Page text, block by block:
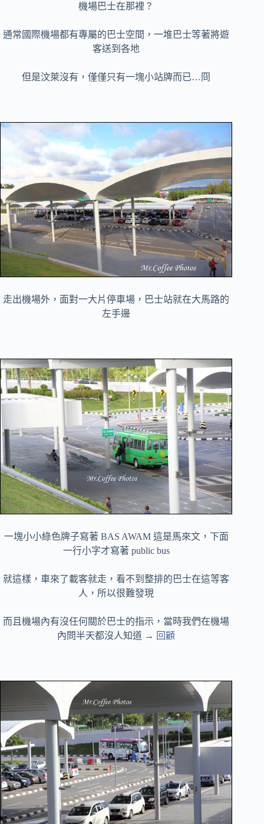
機場巴士在那裡？
通常國際機場都有專屬的巴士空間，一堆巴士等著將遊
客送到各地
但是汶萊沒有，僅僅只有一塊小站牌而已…冏
走出機場外，面對一大片停車場，巴士站就在大馬路的
左手邊
一塊小小綠色牌子寫著 BAS AWAM 這是馬來文，下面
一行小字才寫著 public bus
就這樣，車來了載客就走，看不到整排的巴士在這等客
人，所以很難發現
而且機場內有沒任何關於巴士的指示，當時我們在機場
內問半天都沒人知道 → 回顧